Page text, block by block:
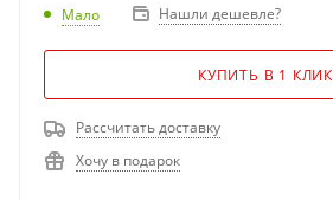
Мало Нашли дешевле?
КУПИТЬ В 1 КЛИК
Рассчитать доставку
Хочу в подарок